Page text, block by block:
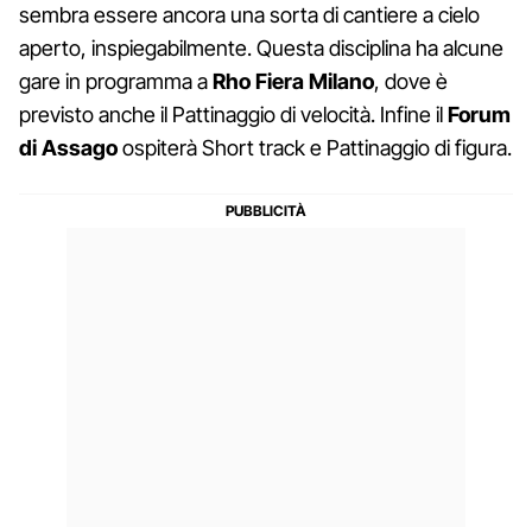
sembra essere ancora una sorta di cantiere a cielo
aperto, inspiegabilmente. Questa disciplina ha alcune
gare in programma aRho Fiera Milano, dove è
previsto anche il Pattinaggio di velocità. Infine ilForum
di Assagoospiterà Short track e Pattinaggio di figura.